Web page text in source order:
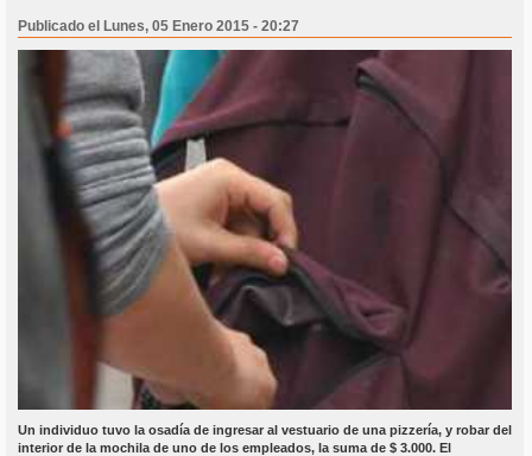
Publicado el Lunes, 05 Enero 2015 - 20:27
Un individuo tuvo la osadía de ingresar al vestuario de una pizzería, y robar del
interior de la mochila de uno de los empleados, la suma de $ 3.000. El